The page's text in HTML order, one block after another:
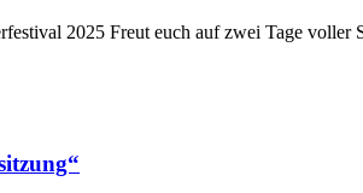
2025 Freut euch auf zwei Tage